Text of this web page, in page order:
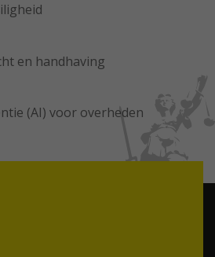
en handhaving
(AI) voor overheden